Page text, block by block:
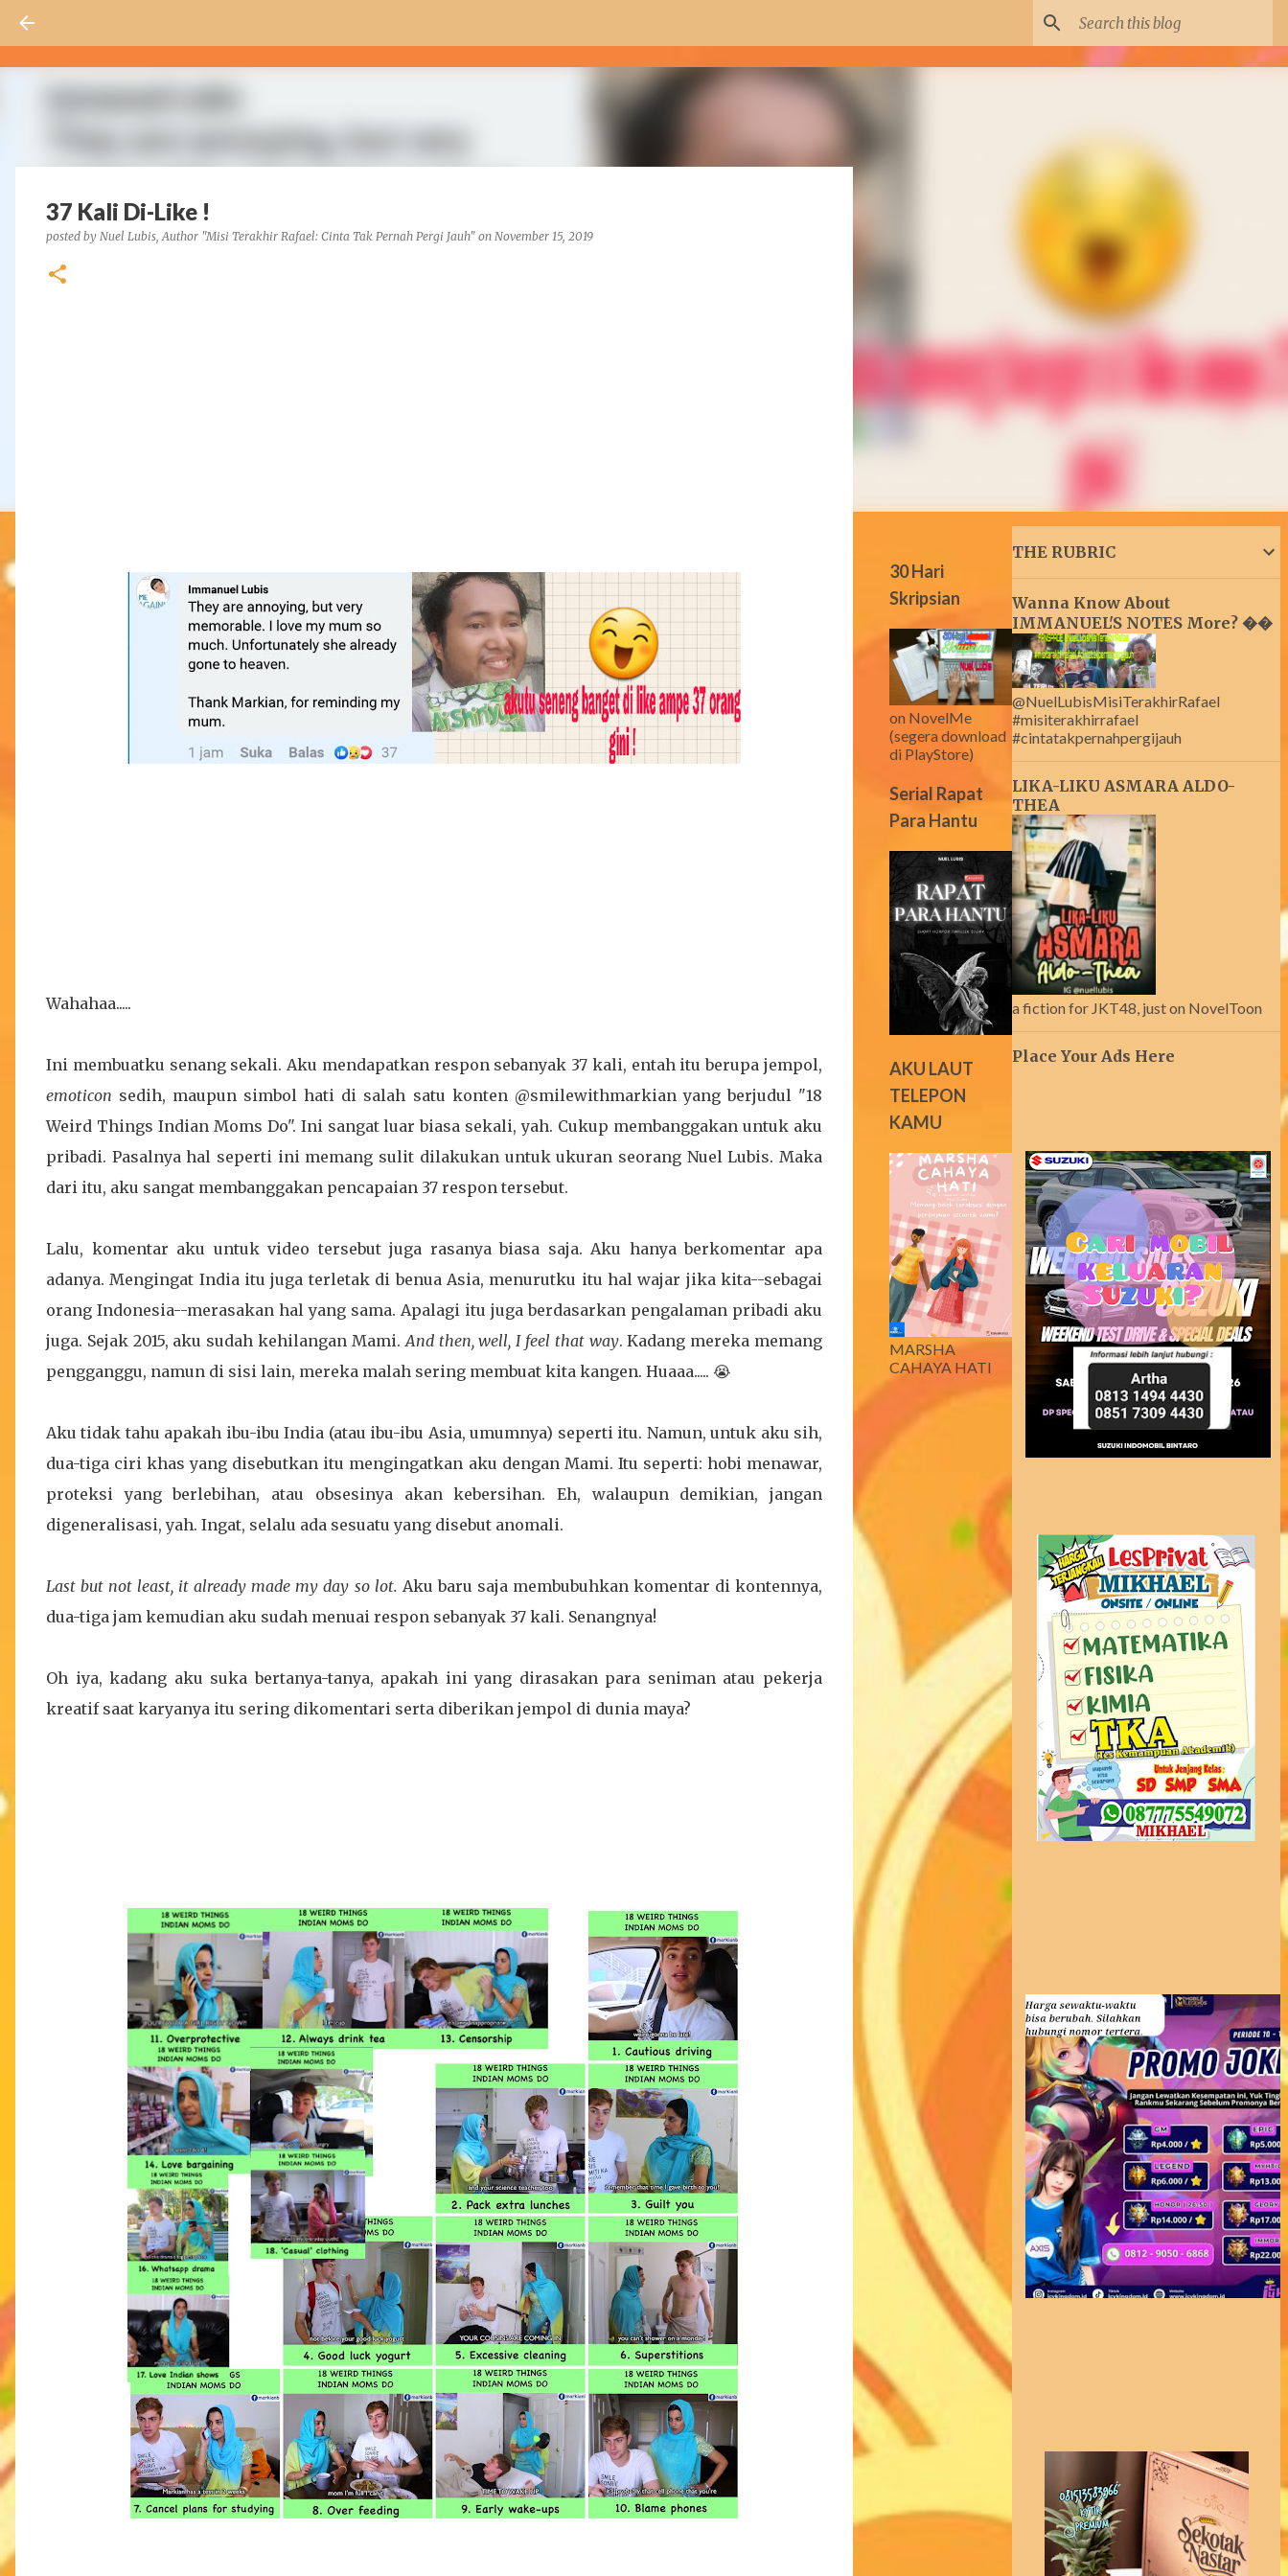
37 Kali Di-Like !
posted by Nuel Lubis, Author "Misi Terakhir Rafael: Cinta Tak Pernah Pergi Jauh" on November 15, 2019
Wahahaa.....
Ini membuatku senang sekali. Aku mendapatkan respon sebanyak 37 kali, entah itu berupa jempol,
emoticon sedih, maupun simbol hati di salah satu konten @smilewithmarkian yang berjudul "18
Weird Things Indian Moms Do". Ini sangat luar biasa sekali, yah. Cukup membanggakan untuk aku
pribadi. Pasalnya hal seperti ini memang sulit dilakukan untuk ukuran seorang Nuel Lubis. Maka
dari itu, aku sangat membanggakan pencapaian 37 respon tersebut.
Lalu, komentar aku untuk video tersebut juga rasanya biasa saja. Aku hanya berkomentar apa
adanya. Mengingat India itu juga terletak di benua Asia, menurutku itu hal wajar jika kita--sebagai
orang Indonesia--merasakan hal yang sama. Apalagi itu juga berdasarkan pengalaman pribadi aku
juga. Sejak 2015, aku sudah kehilangan Mami.And then, well, I feel that way. Kadang mereka memang
pengganggu, namun di sisi lain, mereka malah sering membuat kita kangen. Huaaa..... 😭
Aku tidak tahu apakah ibu-ibu India (atau ibu-ibu Asia, umumnya) seperti itu. Namun, untuk aku sih,
dua-tiga ciri khas yang disebutkan itu mengingatkan aku dengan Mami. Itu seperti: hobi menawar,
proteksi yang berlebihan, atau obsesinya akan kebersihan. Eh, walaupun demikian, jangan
digeneralisasi, yah. Ingat, selalu ada sesuatu yang disebut anomali.
Last but not least, it already made my day so lot. Aku baru saja membubuhkan komentar di kontennya,
dua-tiga jam kemudian aku sudah menuai respon sebanyak 37 kali. Senangnya!
Oh iya, kadang aku suka bertanya-tanya, apakah ini yang dirasakan para seniman atau pekerja
kreatif saat karyanya itu sering dikomentari serta diberikan jempol di dunia maya?
30 Hari
Skripsian
on NovelMe
(segera download
di PlayStore)
Serial Rapat
Para Hantu
AKU LAUT
TELEPON
KAMU
MARSHA
CAHAYA HATI
THE RUBRIC
Wanna Know About
IMMANUEL'S NOTES More? ��
@NuelLubisMisiTerakhirRafael
#misiterakhirrafael
#cintatakpernahpergijauh
LIKA-LIKU ASMARA ALDO-
THEA
a fiction for JKT48, just on NovelToon
Place Your Ads Here